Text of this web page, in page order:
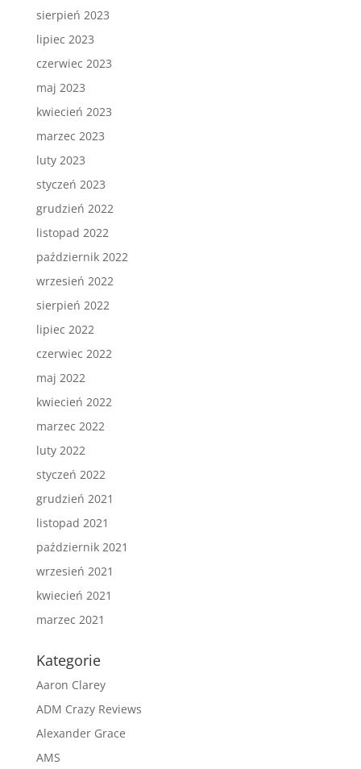
sierpień 2023
lipiec 2023
czerwiec 2023
maj 2023
kwiecień 2023
marzec 2023
luty 2023
styczeń 2023
grudzień 2022
listopad 2022
październik 2022
wrzesień 2022
sierpień 2022
lipiec 2022
czerwiec 2022
maj 2022
kwiecień 2022
marzec 2022
luty 2022
styczeń 2022
grudzień 2021
listopad 2021
październik 2021
wrzesień 2021
kwiecień 2021
marzec 2021
Kategorie
Aaron Clarey
ADM Crazy Reviews
Alexander Grace
AMS